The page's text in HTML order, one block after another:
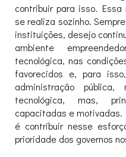
contribuir para isso.
se realiza sozinho.
instituições, desejo
ambiente
tecnológica, nas
favorecidos e, para
administração
tecnológica, mas,
capacitadas e
é contribuir nesse
prioridade dos governos